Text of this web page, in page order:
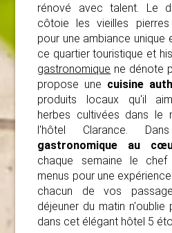
rénové avec talent. Le
côtoie les vieilles
pour une ambiance unique
ce quartier touristique et
gastronomique ne dénote
propose une cuisine
produits locaux qu'il
herbes cultivées dans le
l'hôtel Clarance.
gastronomique au
chaque semaine le
menus pour une
chacun de vos
déjeuner du matin n'oublie
dans cet élégant hôtel 5